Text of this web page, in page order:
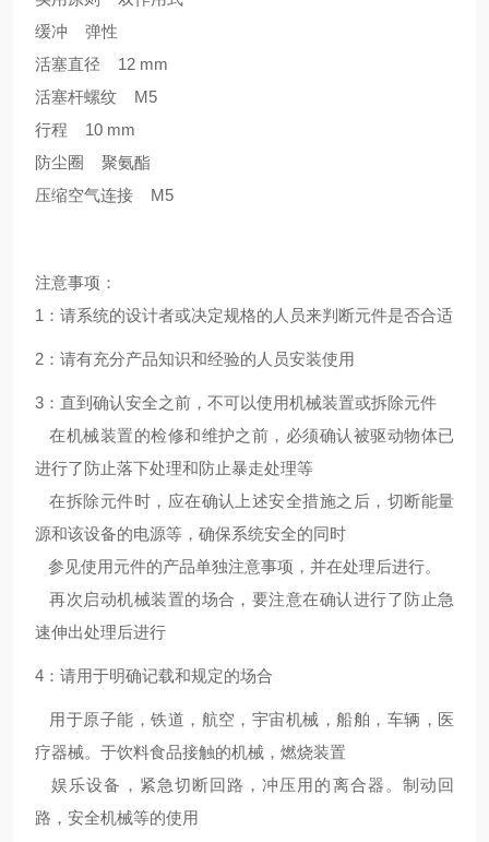
缓冲 弹性
活塞直径 12 mm
活塞杆螺纹 M5
行程 10 mm
防尘圈 聚氨酯
压缩空气连接 M5
注意事项：
1：请系统的设计者或决定规格的人员来判断元件是否合适
2：请有充分产品知识和经验的人员安装使用
3：直到确认安全之前，不可以使用机械装置或拆除元件
在机械装置的检修和维护之前，必须确认被驱动物体已
进行了防止落下处理和防止暴走处理等
在拆除元件时，应在确认上述安全措施之后，切断能量
源和该设备的电源等，确保系统安全的同时
参见使用元件的产品单独注意事项，并在处理后进行。
再次启动机械装置的场合，要注意在确认进行了防止急
速伸出处理后进行
4：请用于明确记载和规定的场合
用于原子能，铁道，航空，宇宙机械，船舶，车辆，医
疗器械。于饮料食品接触的机械，燃烧装置
娱乐设备，紧急切断回路，冲压用的离合器。制动回
路，安全机械等的使用